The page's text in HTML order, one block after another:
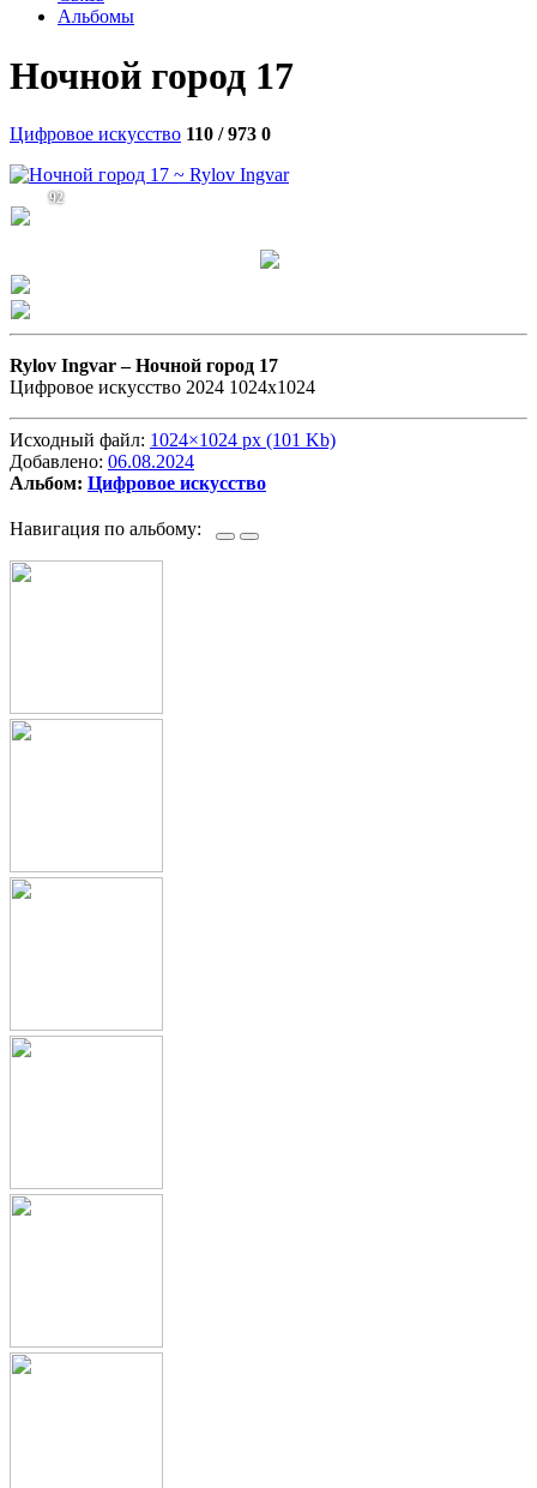
Альбомы
Ночной город 17
Цифровое искусство 110 / 973 0
92
Rylov Ingvar –Ночной город 17
Цифровое искусство 2024 1024х1024
Исходный файл: 1024×1024 px (101 Kb)
Добавлено: 06.08.2024
Альбом: Цифровое искусство
Навигация по альбому: